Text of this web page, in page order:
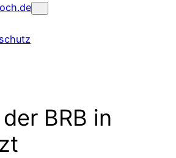
BRB in